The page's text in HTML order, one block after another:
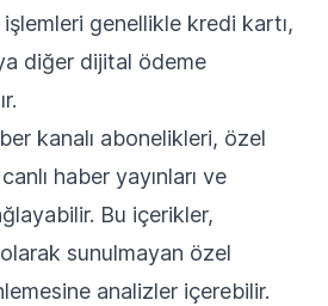
genellikle kredi kartı,
diğer dijital ödeme
kanalı abonelikleri, özel
haber yayınları ve
Bu içerikler,
sunulmayan özel
analizler içerebilir.